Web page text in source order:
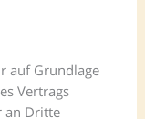
auf Grundlage
Vertrags